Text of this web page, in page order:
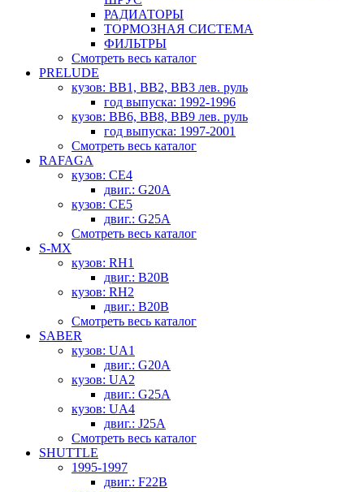
РАДИАТОРЫ
ТОРМОЗНАЯ СИСТЕМА
ФИЛЬТРЫ
Смотреть весь каталог
PRELUDE
кузов: BB1, BB2, BB3 лев. руль
год выпуска: 1992-1996
кузов: BB6, BB8, BB9 лев. руль
год выпуска: 1997-2001
Смотреть весь каталог
RAFAGA
кузов: CE4
двиг.: G20A
кузов: CE5
двиг.: G25A
Смотреть весь каталог
S-MX
кузов: RH1
двиг.: B20B
кузов: RH2
двиг.: B20B
Смотреть весь каталог
SABER
кузов: UA1
двиг.: G20A
кузов: UA2
двиг.: G25A
кузов: UA4
двиг.: J25A
Смотреть весь каталог
SHUTTLE
1995-1997
двиг.: F22B